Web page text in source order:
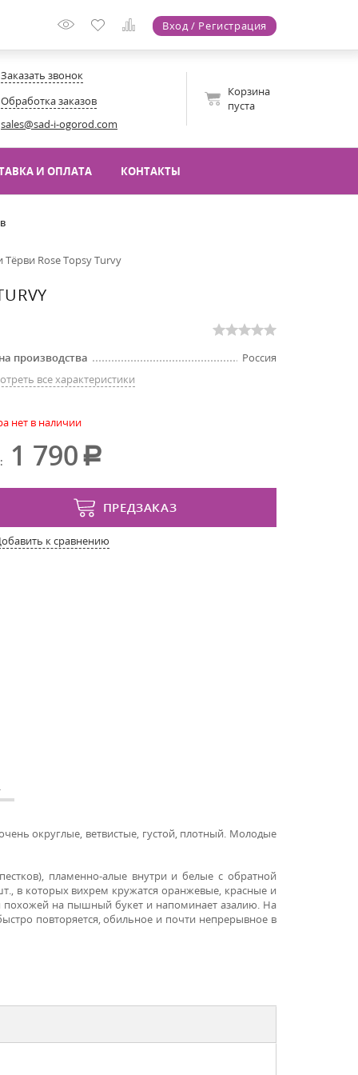
Вход / Регистрация
Заказать звонок
Обработка заказов
sales@sad-i-ogorod.com
Корзина
пуста
И ОПЛАТА КОНТАКТЫ
Rose Topsy Turvy
производства
Россия
все характеристики
нет в наличии
1 790
ПРЕДЗАКАЗ
к сравнению
округлые, ветвистые, густой, плотный. Молодые
пламенно-алые внутри и белые с обратной
в которых вихрем кружатся оранжевые, красные и
похожей на пышный букет и напоминает азалию. На
повторяется, обильное и почти непрерывное в